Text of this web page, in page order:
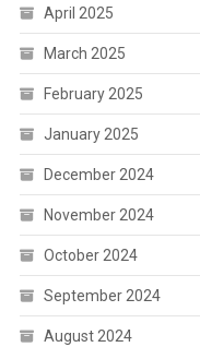
April 2025
March 2025
February 2025
January 2025
December 2024
November 2024
October 2024
September 2024
August 2024